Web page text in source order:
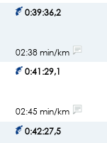
0:39:36,2
02:38 min/km
0:41:29,1
02:45 min/km
0:42:27,5